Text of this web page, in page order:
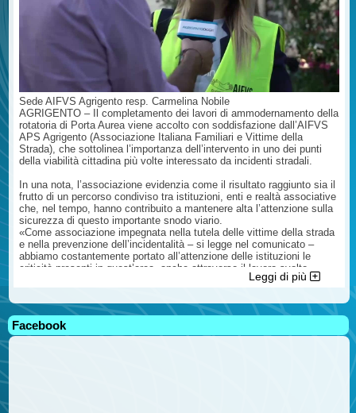
Sede AIFVS Agrigento resp. Carmelina Nobile
AGRIGENTO – Il completamento dei lavori di ammodernamento della
rotatoria di Porta Aurea viene accolto con soddisfazione dall’AIFVS
APS Agrigento (Associazione Italiana Familiari e Vittime della
Strada), che sottolinea l’importanza dell’intervento in uno dei punti
della viabilità cittadina più volte interessato da incidenti stradali.
In una nota, l’associazione evidenzia come il risultato raggiunto sia il
frutto di un percorso condiviso tra istituzioni, enti e realtà associative
che, nel tempo, hanno contribuito a mantenere alta l’attenzione sulla
sicurezza di questo importante snodo viario.
«Come associazione impegnata nella tutela delle vittime della strada
e nella prevenzione dell’incidentalità – si legge nel comunicato –
abbiamo costantemente portato all’attenzione delle istituzioni le
criticità presenti in quest’area, anche attraverso il lavoro svolto
all’interno del Comitato Operativo per la Viabilità presso la Prefettura
di Agrigento, convinti che la sicurezza stradale debba rappresentare
una priorità assoluta».
L’AIFVS ricorda come i numerosi sinistri verificatisi negli anni
abbiano lasciato un segno profondo nella comunità e auspica che gli
Leggi di più
Facebook